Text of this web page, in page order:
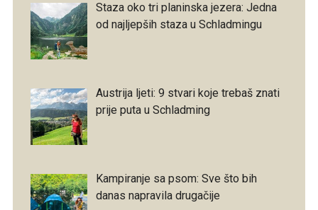
Staza oko tri planinska jezera: Jedna
od najljepših staza u Schladmingu
Austrija ljeti: 9 stvari koje trebaš znati
prije puta u Schladming
Kampiranje sa psom: Sve što bih
danas napravila drugačije